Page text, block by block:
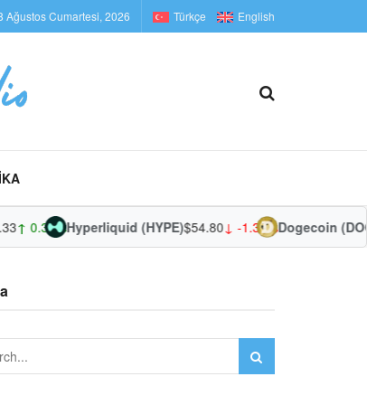
Ağustos Cumartesi, 2026 Türkçe English
↑ 0.34%Hyperliquid (HYPE)$54.80↓ -1.34%Dogecoin